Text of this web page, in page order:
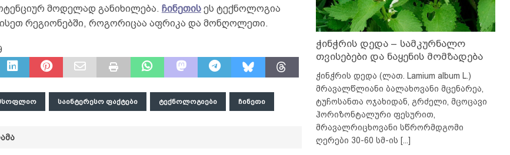
მოდელად განიხილება. ჩინეთისეს ტექნოლოგია
ისეთ რეგიონებში, როგორიცაა აფრიკა და მონღოლეთი.
ᲡᲐᲘᲜᲢᲔᲠᲔᲡᲝ ᲤᲐᲥᲢᲔᲑᲘ ᲢᲔᲥᲜᲝᲚᲝᲒᲘᲔᲑᲘ ᲩᲘᲜᲔᲗᲘ
ჭინჭრის დედა – სამკურნალო
თვისებები და ნაყენის მომზადება
ჭინჭრის დედა (ლათ. Lamium album L.)
მრავალწლიანი ბალახოვანი მცენარეა,
ტუჩოსანთა ოჯახიდან, გრძელი, მცოცავი
ჰორიზონტალური ფესურით,
მრავალრიცხოვანი სწრორმდგომი
ღერები 30-60 სმ-ის [...]